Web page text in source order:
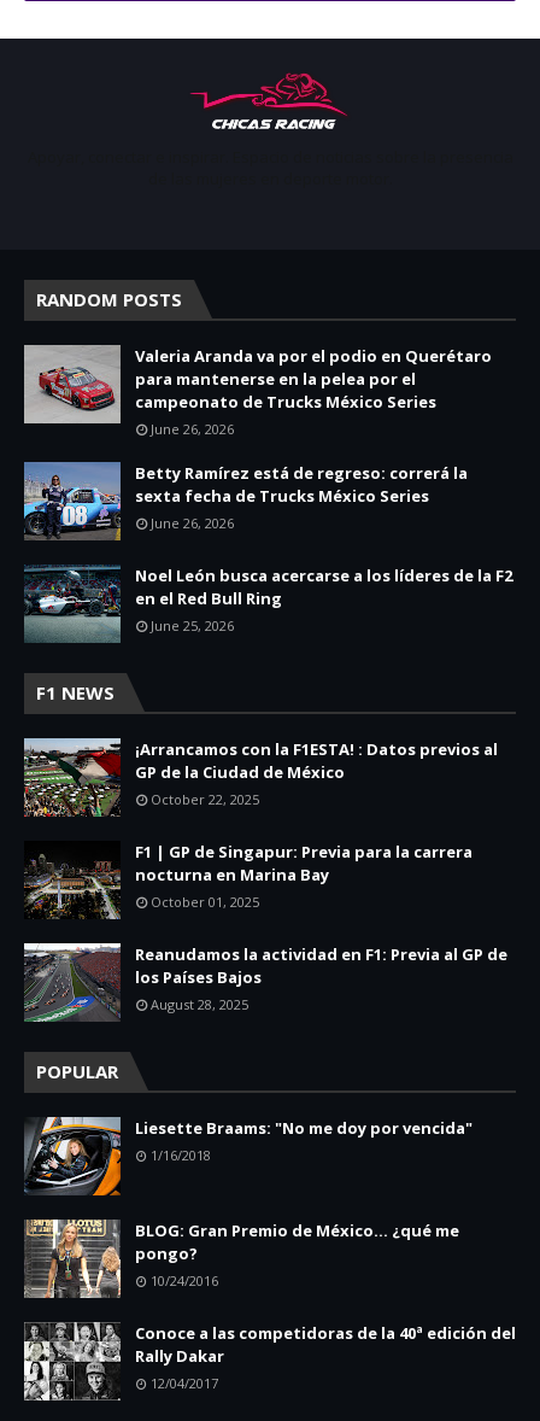
RANDOM POSTS
Valeria Aranda va por el podio en Querétaro
para mantenerse en la pelea por el
campeonato de Trucks México Series
June 26, 2026
Betty Ramírez está de regreso: correrá la
sexta fecha de Trucks México Series
June 26, 2026
Noel León busca acercarse a los líderes de la F2
en el Red Bull Ring
June 25, 2026
F1 NEWS
¡Arrancamos con la F1ESTA! : Datos previos al
GP de la Ciudad de México
October 22, 2025
F1 | GP de Singapur: Previa para la carrera
nocturna en Marina Bay
October 01, 2025
Reanudamos la actividad en F1: Previa al GP de
los Países Bajos
August 28, 2025
POPULAR
Liesette Braams: "No me doy por vencida"
1/16/2018
BLOG: Gran Premio de México... ¿qué me
pongo?
10/24/2016
Conoce a las competidoras de la 40ª edición del
Rally Dakar
12/04/2017